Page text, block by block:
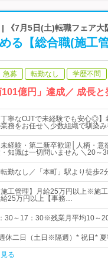
《7月5日(土)転職フェア
る【総合職(施工
急募 転勤なし 学歴不問
億円」達成／ 成長
丁寧なOJTで未経験でも安心◎
務をお任せ＼少数組織で馴染
未経験・第二新卒歓迎│人柄・
知識は一切問いません ＼20～
転勤なし／「本町」駅より徒歩
施工管理】月給25万円以上※施
給25万円以上【事務…
30～17：30※残業月平均10～
休二日（土日※隔週）* 祝日*
る